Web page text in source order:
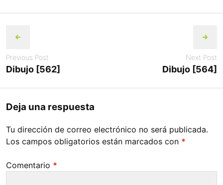
navigation
Previous Post
Dibujo [562]
Next Post
Dibujo [564]
Deja una respuesta
Tu dirección de correo electrónico no será publicada.
Los campos obligatorios están marcados con *
Comentario *